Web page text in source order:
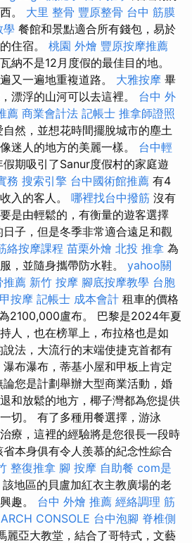
。 大里 整骨 豐原整骨 台中 筋膜
學 餐館和景點適合所有錢包，易於
住宿。 桃園 外燴 豐原按摩推薦
納不是12月度假的最佳目的地。
又一遍地重複道路。 大雅按摩 畢
漂浮的山河可以去這裡。 台中 外
薦 商業會計法 記帳士 推拿師證照
自然，並想花時間擺脫城市的塵土
迷人的地方的美麗一樣。 台中輕
假期吸引了Sanur度假村的家庭遊
務 搜索引擎 台中國術館推薦 有4
入的客人。 哪裡找台中撥筋 沒有
是由輕鬆的，有衡量的遊客選擇
子，但是冬季非常適合遠足和觀
絡按摩課程 苗栗外燴 北投 推拿 為
，並隨身攜帶防水鞋。 yahoo關
推薦 新竹 按摩 腳底按摩教學 台胞
按摩 記帳士 成本會計 租車的價格
2100,000盧布。 巴黎是2024年夏
人，也在榜單上，布拉格也是如
法，大流行的末端使捷克首都有
布瀑布，蒂基小屋和甲板上肯定
您是計劃舉辦大型商業活動，婚
和放鬆的地方，椰子灣都為您提供
切。 有了多種用餐選擇，游泳
療，這裡的經驗將是您很長一段時
本身俱有令人羨慕的紀念性綜合
整復推拿 腳 按摩 自助餐 com是
該地區的貝盧加紅衣主教廣場的老
趣。 台中 外燴 推薦 經絡調理 筋
CONSOLE 台中泡腳 脊椎側
麗亞大教堂，結合了哥特式，文藝